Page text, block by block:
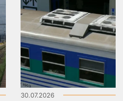
30.07.2026